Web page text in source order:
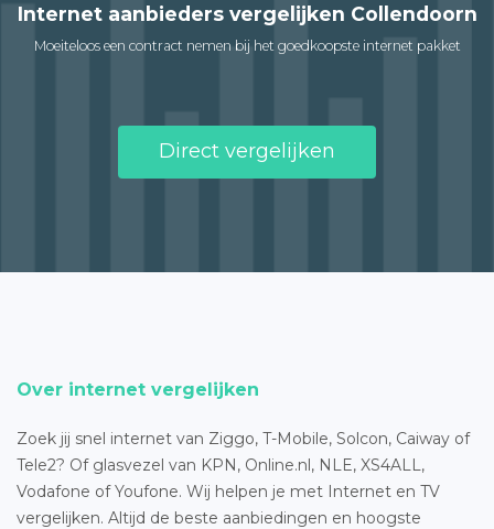
Internet aanbieders vergelijken Collendoorn
Moeiteloos een contract nemen bij het goedkoopste internet pakket
Direct vergelijken
Over internet vergelijken
Zoek jij snel internet van Ziggo, T-Mobile, Solcon, Caiway of
Tele2? Of glasvezel van KPN, Online.nl, NLE, XS4ALL,
Vodafone of Youfone. Wij helpen je met Internet en TV
vergelijken. Altijd de beste aanbiedingen en hoogste